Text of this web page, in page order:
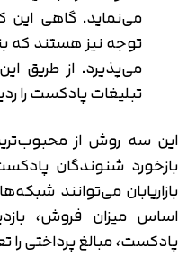
می‌نماید. گاهی
توجه نیز هستند که
می‌پذیرد. از طریق
تبلیغات پادکست را
این سه روش از
بازخورد شنوندگان
بازاریابان می‌توانند
اساس میزان فروش،
پادکست، مبالغ پرداختی را